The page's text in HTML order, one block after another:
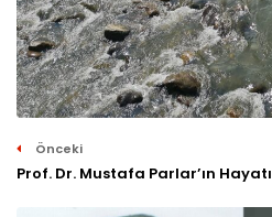
Önceki
Prof. Dr. Mustafa Parlar’ın Hayatı